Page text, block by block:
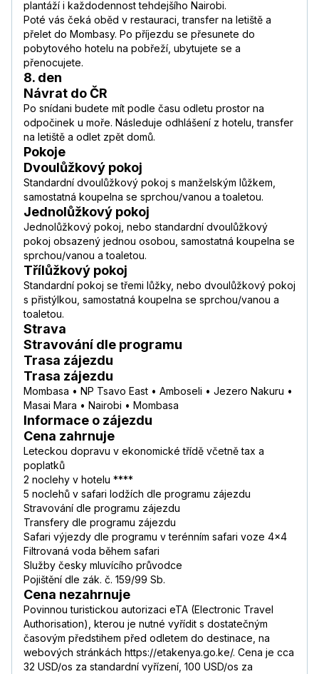
plantáží i každodennost tehdejšího Nairobi.
Poté vás čeká oběd v restauraci, transfer na letiště a
přelet do Mombasy. Po příjezdu se přesunete do
pobytového hotelu na pobřeží, ubytujete se a
přenocujete.
8. den
Návrat do ČR
Po snídani budete mít podle času odletu prostor na
odpočinek u moře. Následuje odhlášení z hotelu, transfer
na letiště a odlet zpět domů.
Pokoje
Dvoulůžkový pokoj
Standardní dvoulůžkový pokoj s manželským lůžkem,
samostatná koupelna se sprchou/vanou a toaletou.
Jednolůžkový pokoj
Jednolůžkový pokoj, nebo standardní dvoulůžkový
pokoj obsazený jednou osobou, samostatná koupelna se
sprchou/vanou a toaletou.
Třílůžkový pokoj
Standardní pokoj se třemi lůžky, nebo dvoulůžkový pokoj
s přistýlkou, samostatná koupelna se sprchou/vanou a
toaletou.
Strava
Stravování dle programu
Trasa zájezdu
Trasa zájezdu
Mombasa • NP Tsavo East • Amboseli • Jezero Nakuru •
Masai Mara • Nairobi • Mombasa
Informace o zájezdu
Cena zahrnuje
Leteckou dopravu v ekonomické třídě včetně tax a
poplatků
2 noclehy v hotelu ****
5 noclehů v safari lodžích dle programu zájezdu
Stravování dle programu zájezdu
Transfery dle programu zájezdu
Safari výjezdy dle programu v terénním safari voze 4x4
Filtrovaná voda během safari
Služby česky mluvícího průvodce
Pojištění dle zák. č. 159/99 Sb.
Cena nezahrnuje
Povinnou turistickou autorizaci eTA (Electronic Travel
Authorisation), kterou je nutné vyřídit s dostatečným
časovým předstihem před odletem do destinace, na
webových stránkách https://etakenya.go.ke/. Cena je cca
32 USD/os za standardní vyřízení, 100 USD/os za